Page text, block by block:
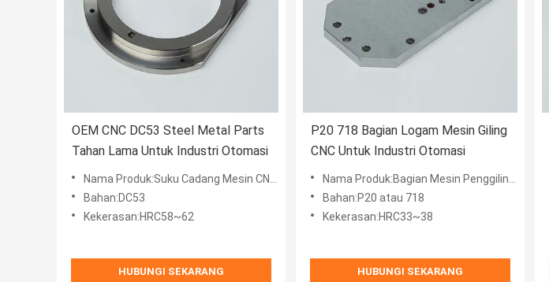
OEM CNC DC53 Steel Metal Parts
Tahan Lama Untuk Industri Otomasi
Nama Produk:Suku Cadang Mesin CNC Baja Mati
Bahan:DC53
Kekerasan:HRC58~62
HUBUNGI SEKARANG
P20 718 Bagian Logam Mesin Giling
CNC Untuk Industri Otomasi
Nama Produk:Bagian Mesin Penggilingan CNC
Bahan:P20 atau 718
Kekerasan:HRC33~38
HUBUNGI SEKARANG